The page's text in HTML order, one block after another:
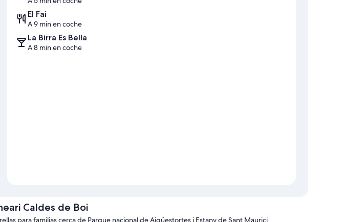
El Fai
A 9 min en coche
La Birra Es Bella
A 8 min en coche
Caldes de Boi
para familias cerca de Parque nacional de Aigüestortes i Estany de Sant Maurici